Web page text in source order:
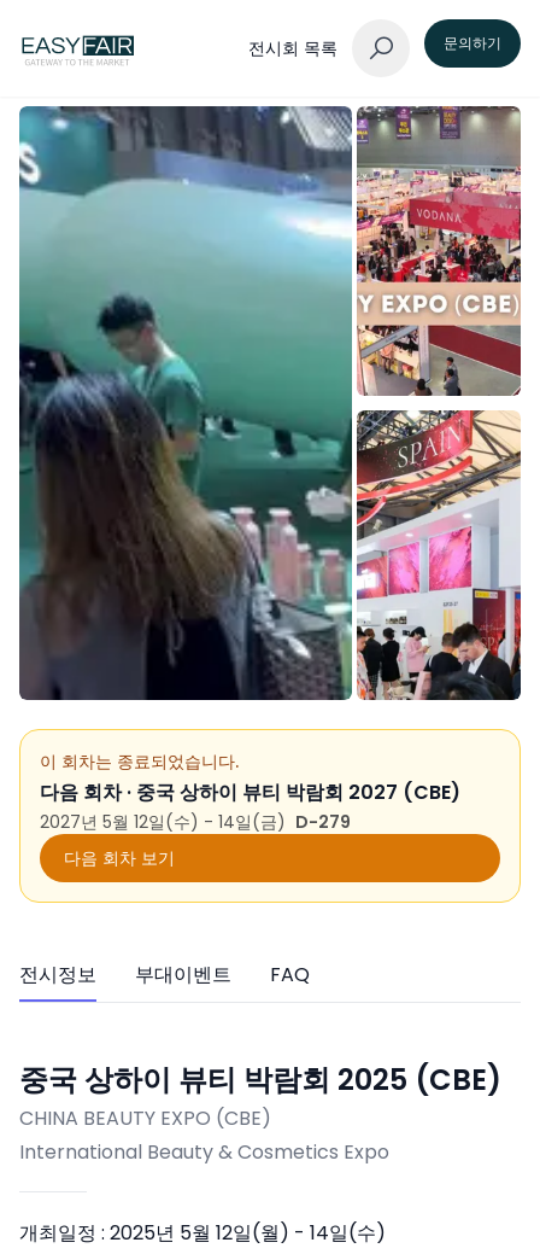
전시회 목록 문의하기
이 회차는 종료되었습니다.
다음 회차 · 중국 상하이 뷰티 박람회 2027 (CBE)
2027년 5월 12일(수) - 14일(금) D-279
다음 회차 보기
전시정보 부대이벤트 FAQ
중국 상하이 뷰티 박람회 2025 (CBE)
CHINA BEAUTY EXPO (CBE)
International Beauty & Cosmetics Expo
개최일정 : 2025년 5월 12일(월) - 14일(수)